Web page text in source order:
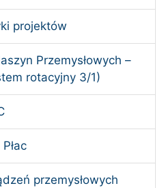
projektów
Przemysłowych –
rotacyjny 3/1)
przemysłowych